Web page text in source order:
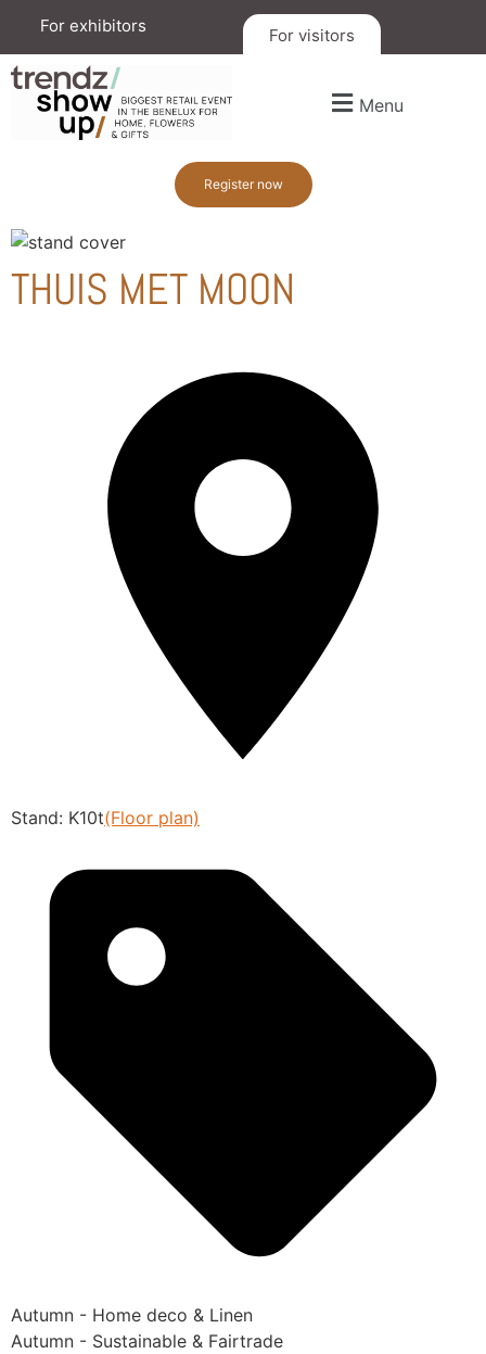
For exhibitors For visitors
Menu
Register now
THUIS MET MOON
Stand: K10t(Floor plan)
Autumn - Home deco & Linen
Autumn - Sustainable & Fairtrade